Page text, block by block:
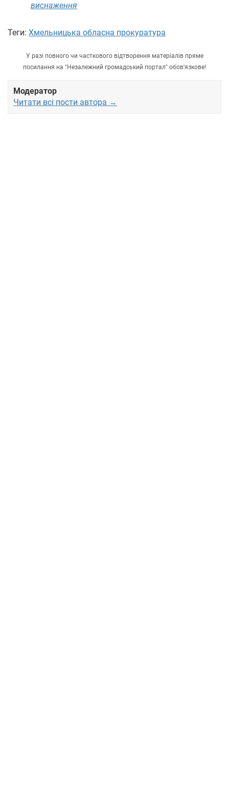
виснаження
Теги: Хмельницька обласна прокуратура
У разі повного чи часткового відтворення матеріалів пряме
посилання на "Незалежний громадський портал" обов'язкове!
Модератор
Читати всі пости автора →